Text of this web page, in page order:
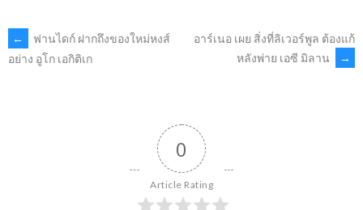
POST
←
ฟานไดก์ ฝากถึงของใหม่หงส์
อย่าง อูโก เอกิติเก
อาร์เนอ เผย สิ่งที่ลิเวอร์พูล ต้องแก้
หลังพ่าย เอซี มิลาน
→
0
Article Rating